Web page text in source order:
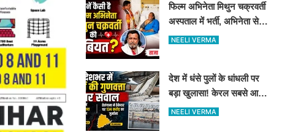
फिल्म अभिनेता मिथुन चक्रवर्ती
अस्पताल में भर्ती, अभिनेता से
मिले CM शुभेंदु अधिकारी
NEELI VERMA
देश में धंसे पुलों के धांधली पर
बड़ा खुलासा! केरल सबसे आगे,
तेलंगाना में ठेकेदार पर ₹134
NEELI VERMA